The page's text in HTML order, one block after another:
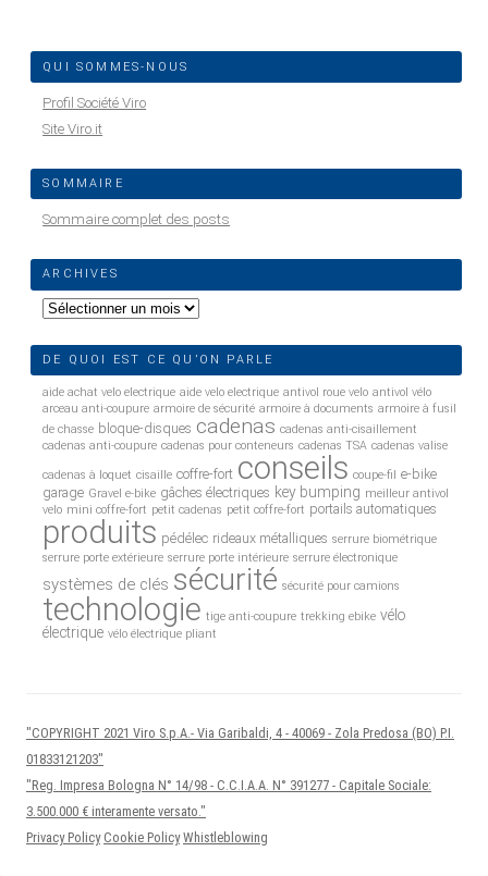
QUI SOMMES-NOUS
Profil Société Viro
Site Viro.it
SOMMAIRE
Sommaire complet des posts
ARCHIVES
Archives
DE QUOI EST CE QU’ON PARLE
aide achat velo electrique aide velo electrique antivol roue velo antivol vélo
arceau anti-coupure armoire de sécurité armoire à documents armoire à fusil
de chasse bloque-disques cadenas cadenas anti-cisaillement
cadenas anti-coupure cadenas pour conteneurs cadenas TSA cadenas valise
cadenas à loquet cisaille coffre-fort conseils coupe-fil e-bike
garage Gravel e-bike gâches électriques key bumping meilleur antivol
velo mini coffre-fort petit cadenas petit coffre-fort portails automatiques
produits pédélec rideaux métalliques serrure biométrique
serrure porte extérieure serrure porte intérieure serrure électronique
systèmes de clés sécurité sécurité pour camions
technologie tige anti-coupure trekking ebike vélo
électrique vélo électrique pliant
"COPYRIGHT 2021 Viro S.p.A.- Via Garibaldi, 4 - 40069 - Zola Predosa (BO) P.I.
01833121203"
"Reg. Impresa Bologna N° 14/98 - C.C.I.A.A. N° 391277 - Capitale Sociale:
3.500.000 € interamente versato."
Privacy Policy Cookie Policy Whistleblowing